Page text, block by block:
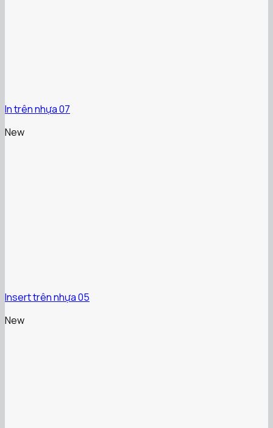
In trên nhựa 07
New
Insert trên nhựa 05
New